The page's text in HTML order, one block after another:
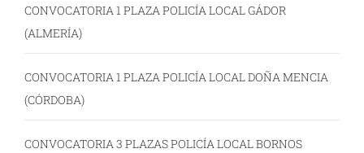
CONVOCATORIA 1 PLAZA POLICÍA LOCAL GÁDOR
(ALMERÍA)
CONVOCATORIA 1 PLAZA POLICÍA LOCAL DOÑA MENCIA
(CÓRDOBA)
CONVOCATORIA 3 PLAZAS POLICÍA LOCAL BORNOS